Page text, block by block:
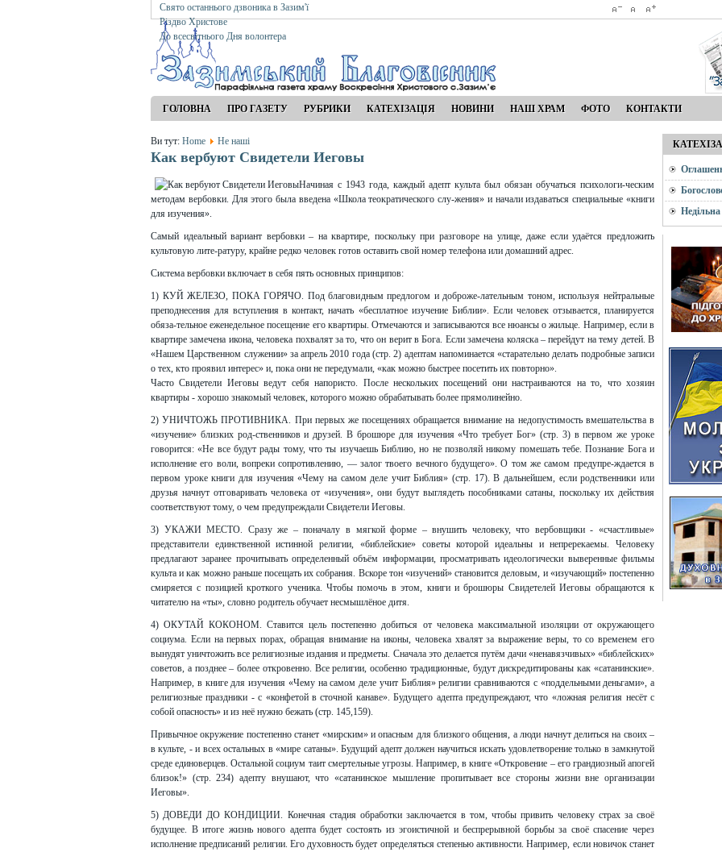
Свято останнього дзвоника в Зазим'ї
Різдво Христове
До всесвітнього Дня волонтера
ГОЛОВНА ПРО ГАЗЕТУ РУБРИКИ КАТЕХІЗАЦІЯ НОВИНИ НАШ ХРАМ ФОТО КОНТАКТИ
Ви тут: Home Не наші
Как вербуют Свидетели Иеговы
Начиная с 1943 года, каждый адепт культа был обязан обучаться психологи-ческим
методам вербовки. Для этого была введена «Школа теократического слу-жения» и начали издаваться специальные «книги
для изучения».
Самый идеальный вариант вербовки – на квартире, поскольку при разговоре на улице, даже если удаётся предложить
культовую лите-ратуру, крайне редко человек готов оставить свой номер телефона или домашний адрес.
Система вербовки включает в себя пять основных принципов:
1) КУЙ ЖЕЛЕЗО, ПОКА ГОРЯЧО. Под благовидным предлогом и доброже-лательным тоном, используя нейтральные
преподнесения для вступления в контакт, начать «бесплатное изучение Библии». Если человек отзывается, планируется
обяза-тельное еженедельное посещение его квартиры. Отмечаются и записываются все нюансы о жильце. Например, если в
квартире замечена икона, человека похвалят за то, что он верит в Бога. Если замечена коляска – перейдут на тему детей. В
«Нашем Царственном служении» за апрель 2010 года (стр. 2) адептам напоминается «старательно делать подробные записи
о тех, кто проявил интерес» и, пока они не передумали, «как можно быстрее посетить их повторно».
Часто Свидетели Иеговы ведут себя напористо. После нескольких посещений они настраиваются на то, что хозяин
квартиры - хорошо знакомый человек, которого можно обрабатывать более прямолинейно.
2) УНИЧТОЖЬ ПРОТИВНИКА. При первых же посещениях обращается внимание на недопустимость вмешательства в
«изучение» близких род-ственников и друзей. В брошюре для изучения «Что требует Бог» (стр. 3) в первом же уроке
говорится: «Не все будут рады тому, что ты изучаешь Библию, но не позволяй никому помешать тебе. Познание Бога и
исполнение его воли, вопреки сопротивлению, — залог твоего вечного будущего». О том же самом предупре-ждается в
первом уроке книги для изучения «Чему на самом деле учит Библия» (стр. 17). В дальнейшем, если родственники или
друзья начнут отговаривать человека от «изучения», они будут выглядеть пособниками сатаны, поскольку их действия
соответствуют тому, о чем предупреждали Свидетели Иеговы.
3) УКАЖИ МЕСТО. Сразу же – поначалу в мягкой форме – внушить человеку, что вербовщики - «счастливые»
представители единственной истинной религии, «библейские» советы которой идеальны и непререкаемы. Человеку
предлагают заранее прочитывать определенный объём информации, просматривать идеологически выверенные фильмы
культа и как можно раньше посещать их собрания. Вскоре тон «изучений» становится деловым, и «изучающий» постепенно
смиряется с позицией кроткого ученика. Чтобы помочь в этом, книги и брошюры Свидетелей Иеговы обращаются к
читателю на «ты», словно родитель обучает несмышлёное дитя.
4) ОКУТАЙ КОКОНОМ. Ставится цель постепенно добиться от человека максимальной изоляции от окружающего
социума. Если на первых порах, обращая внимание на иконы, человека хвалят за выражение веры, то со временем его
вынудят уничтожить все религиозные издания и предметы. Сначала это делается путём дачи «ненавязчивых» «библейских»
советов, а позднее – более откровенно. Все религии, особенно традиционные, будут дискредитированы как «сатанинские».
Например, в книге для изучения «Чему на самом деле учит Библия» религии сравниваются с «поддельными деньгами», а
религиозные праздники - с «конфетой в сточной канаве». Будущего адепта предупреждают, что «ложная религия несёт с
собой опасность» и из неё нужно бежать (стр. 145,159).
Привычное окружение постепенно станет «мирским» и опасным для близкого общения, а люди начнут делиться на своих –
в культе, - и всех остальных в «мире сатаны». Будущий адепт должен научиться искать удовлетворение только в замкнутой
среде единоверцев. Остальной социум таит смертельные угрозы. Например, в книге «Откровение – его грандиозный апогей
близок!» (стр. 234) адепту внушают, что «сатанинское мышление пропитывает все стороны жизни вне организации
Иеговы».
5) ДОВЕДИ ДО КОНДИЦИИ. Конечная стадия обработки заключается в том, чтобы привить человеку страх за своё
будущее. В итоге жизнь нового адепта будет состоять из эгоистичной и беспрерывной борьбы за своё спасение через
исполнение предписаний религии. Его духовность будет определяться степенью активности. Например, если новичок станет